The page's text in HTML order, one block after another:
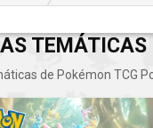
TEMÁTICAS
de Pokémon TCG